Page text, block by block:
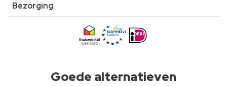
Bezorging
Goede alternatieven